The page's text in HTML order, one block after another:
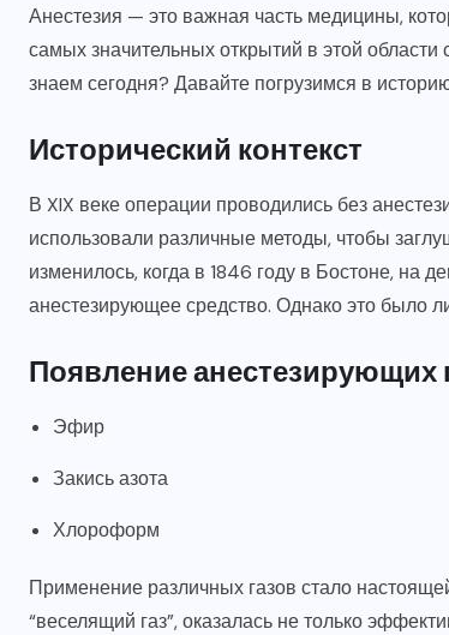
Анестезия — это важная часть медицины,
самых значительных открытий в этой области
знаем сегодня? Давайте погрузимся в
Исторический контекст
В XIX веке операции проводились без
использовали различные методы, чтобы
изменилось, когда в 1846 году в Бостоне, на
анестезирующее средство. Однако это было
Появление анестезирующих
Эфир
Закись азота
Хлороформ
Применение различных газов стало
“веселящий газ”, оказалась не только
Как действовать
отравлении закисью